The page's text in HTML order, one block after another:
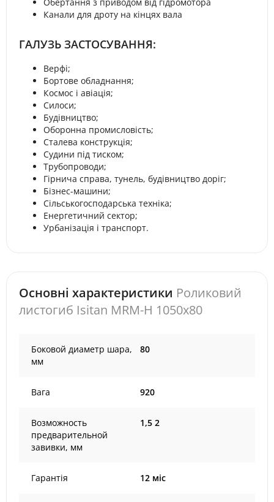
Канали для дроту на кінцях вала
ГАЛУЗЬ ЗАСТОСУВАННЯ:
Верфі;
Бортове обладнання;
Космос і авіація;
Силоси;
Будівництво;
Оборонна промисловість;
Сталева конструкція;
Судини під тиском;
Трубопроводи;
Гірнича справа, тунель, будівництво доріг;
Бізнес-машини;
Сільськогосподарська техніка;
Енергетичний сектор;
Урбанізація і транспорт.
Основні характеристики Роликовий
листогиб Isitan MRM-H 1050x80
Боковой диаметр шара,
мм
80
Вага 920
Возможность
предварительной
завивки, мм
1,5 2
Гарантія 12 міс